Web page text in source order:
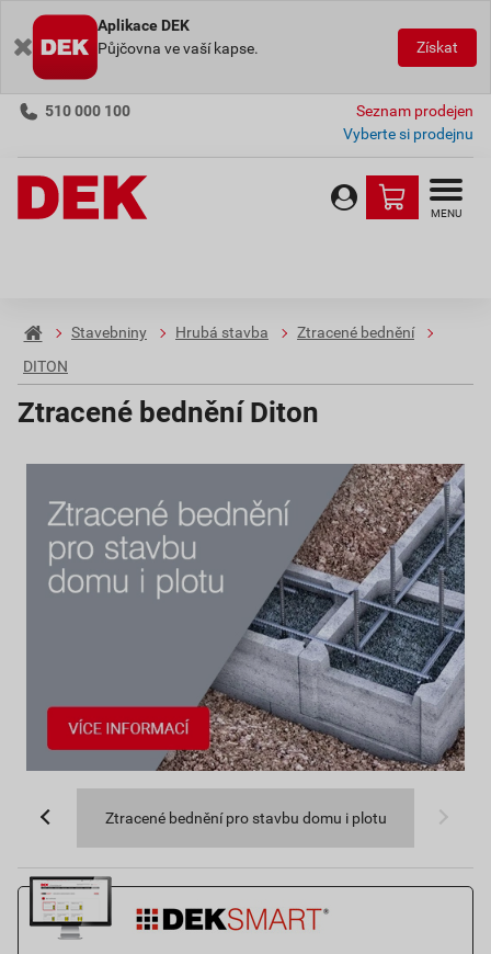
Aplikace DEK
Půjčovna ve vaší kapse.
Získat
510 000 100
Seznam prodejen
Vyberte si prodejnu
MENU
Stavebniny Hrubá stavba
Ztracené bednění
DITON
Ztracené bednění Diton
Ztracené bednění pro stavbu domu i plotu